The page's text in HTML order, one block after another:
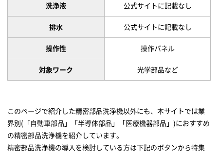
洗浄液 公式サイトに記載なし
排水 公式サイトに記載なし
操作性 操作パネル
対象ワーク 光学部品など
このページで紹介した精密部品洗浄機以外にも、本サイトでは業
界別(「自動車部品」「半導体部品」「医療機器部品」)におすすめ
の精密部品洗浄機を紹介しています。
精密部品洗浄機の導入を検討している方は下記のボタンから特集